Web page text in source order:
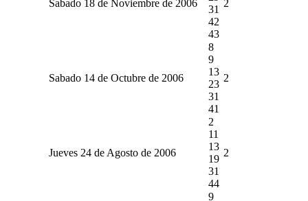
Sabado 18 de Noviembre de 2006
31
42
43
2
Sabado 14 de Octubre de 2006
8
9
13
23
31
41
2
Jueves 24 de Agosto de 2006
2
11
13
19
31
44
2
9